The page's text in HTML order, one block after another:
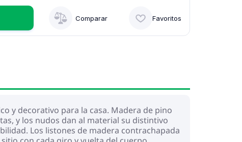
Favoritos
Comparar
y decorativo para la casa. Madera de pino
y los nudos dan al material su distintivo
Los listones de madera contrachapada